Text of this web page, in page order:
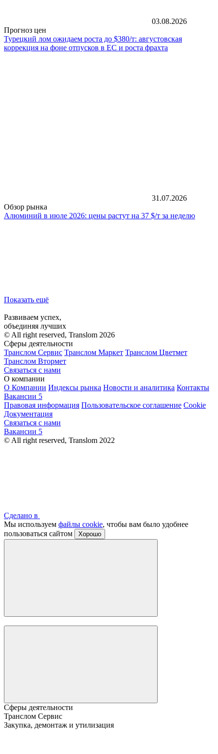
03.08.2026
Прогноз цен
Турецкий лом ожидаем роста до $380/т: августовская
коррекция на фоне отпусков в ЕС и роста фрахта
31.07.2026
Обзор рынка
Алюминий в июле 2026: цены растут на 37 $/т за неделю
Показать ещё
Развиваем успех,
объединяя лучших
© All right reserved, Translom 2026
Сферы деятельности
Транслом Сервис Транслом Маркет Транслом Цветмет
Транслом Втормет
Связаться с нами
О компании
О Компании Индексы рынка Новости и аналитика Контакты
Вакансии 5
Правовая информация Пользовательское соглашение Cookie
Документация
Связаться с нами
Вакансии 5
© All right reserved, Translom 2022
Сделано в
Мы используем файлы cookie, чтобы вам было удобнее
пользоваться сайтом
Хорошо
Сферы деятельности
Транслом Сервис
Закупка, демонтаж и утилизация